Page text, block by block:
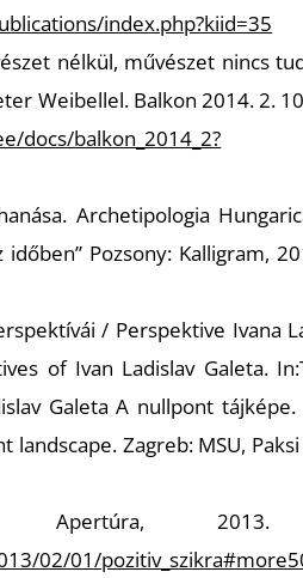
index.php?kiid=35
nélkül, művészet nincs
Weibellel. Balkon 2014. 2.
docs/balkon_2014_2?
Archetipologia
időben” Pozsony: Kalligram,
/ Perspektive Ivana
of Ivan Ladislav Galeta.
Galeta A nullpont tájképe.
landscape. Zagreb: MSU,
Apertúra,
02/01/